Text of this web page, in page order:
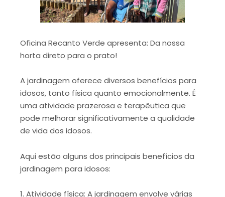
Oficina Recanto Verde apresenta: Da nossa
horta direto para o prato!
A jardinagem oferece diversos benefícios para
idosos, tanto física quanto emocionalmente. É
uma atividade prazerosa e terapêutica que
pode melhorar significativamente a qualidade
de vida dos idosos.
Aqui estão alguns dos principais benefícios da
jardinagem para idosos:
1. Atividade física: A jardinagem envolve várias